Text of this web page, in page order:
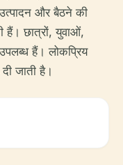
और बैठने की
छात्रों, युवाओं,
हैं। लोकप्रिय
जाती है।